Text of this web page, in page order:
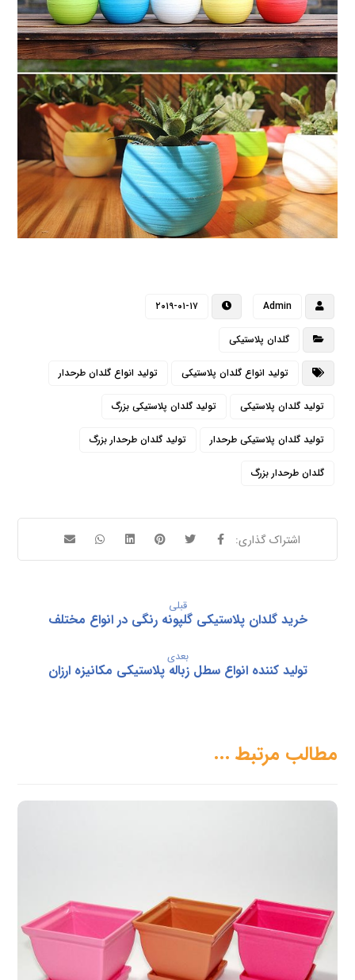
Admin ۲۰۱۹-۰۱-۱۷
گلدان پلاستیکی
تولید انواع گلدان پلاستیکی تولید انواع گلدان طرحدار
تولید گلدان پلاستیکی تولید گلدان پلاستیکی بزرگ
تولید گلدان پلاستیکی طرحدار تولید گلدان طرحدار بزرگ
گلدان طرحدار بزرگ
قبلی
خرید گلدان پلاستیکی گلپونه رنگی در انواع مختلف
بعدی
تولید کننده انواع سطل زباله پلاستیکی مکانیزه ارزان
مطالب مرتبط ...